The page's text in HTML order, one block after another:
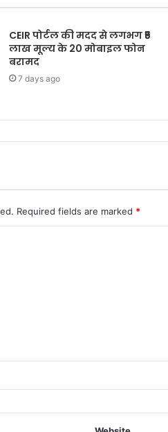
CEIR पोर्टल की मदद से लगभग ₹5
लाख मूल्य के 20 मोबाइल फोन
बरामद
7 days ago
Required fields are marked *